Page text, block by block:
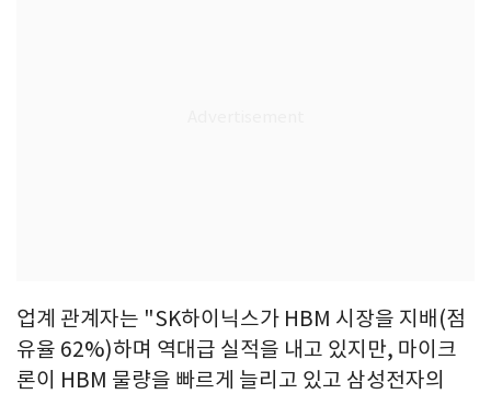
업계 관계자는 "SK하이닉스가 HBM 시장을 지배(점
유율 62%)하며 역대급 실적을 내고 있지만, 마이크
론이 HBM 물량을 빠르게 늘리고 있고 삼성전자의